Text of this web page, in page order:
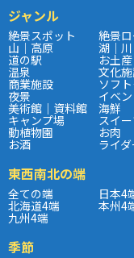
ジャンル
絶景スポット 絶景
山｜高原 湖｜
道の駅 お土産
温泉 文化
商業施設 ソフ
夜景 イベ
美術館｜資料館 海鮮
キャンプ場 スイ
動植物園 お肉
お酒 ライ
東西南北の端
全ての端 日本4
北海道4端 本州4
九州4端
季節